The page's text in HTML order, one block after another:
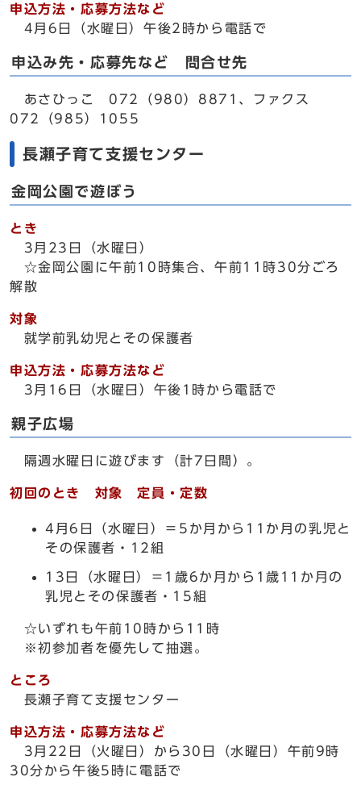
申込方法・応募方法など
4月6日（水曜日）午後2時から電話で
申込み先・応募先など 問合せ先
あさひっこ 072（980）8871、ファクス
072（985）1055
長瀬子育て支援センター
金岡公園で遊ぼう
とき
3月23日（水曜日）
☆金岡公園に午前10時集合、午前11時30分ごろ
解散
対象
就学前乳幼児とその保護者
申込方法・応募方法など
3月16日（水曜日）午後1時から電話で
親子広場
隔週水曜日に遊びます（計7日間）。
初回のとき 対象 定員・定数
4月6日（水曜日）＝5か月から11か月の乳児と
その保護者・12組
13日（水曜日）＝1歳6か月から1歳11か月の
乳児とその保護者・15組
☆いずれも午前10時から11時
※初参加者を優先して抽選。
ところ
長瀬子育て支援センター
申込方法・応募方法など
3月22日（火曜日）から30日（水曜日）午前9時
30分から午後5時に電話で